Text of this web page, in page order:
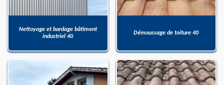
Nettoyage et bardage bâtiment
industriel 40
Démoussage de toiture 40